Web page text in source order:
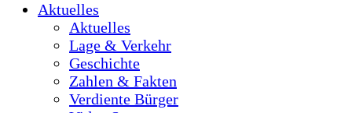
Aktuelles
Aktuelles
Lage & Verkehr
Geschichte
Zahlen & Fakten
Verdiente Bürger